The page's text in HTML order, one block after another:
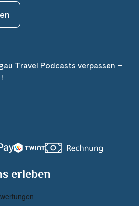
Travel Podcasts verpassen –
erleben